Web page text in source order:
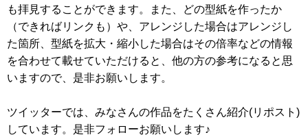
も拝見することができます。また、どの型紙を作ったか
（できればリンクも）や、アレンジした場合はアレンジし
た箇所、型紙を拡大・縮小した場合はその倍率などの情報
を合わせて載せていただけると、他の方の参考になると思
いますので、是非お願いします。
ツイッターでは、みなさんの作品をたくさん紹介(リポスト)
しています。是非フォローお願いします♪